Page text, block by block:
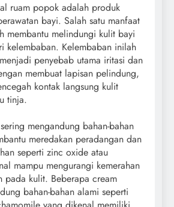
ruam popok adalah produk
bayi. Salah satu manfaat
membantu melindungi kulit bayi
kelembaban. Kelembaban inilah
penyebab utama iritasi dan
membuat lapisan pelindung,
kontak langsung kulit
tinja.
mengandung bahan-bahan
meredakan peradangan dan
seperti zinc oxide atau
mampu mengurangi kemerahan
pada kulit. Beberapa cream
bahan-bahan alami seperti